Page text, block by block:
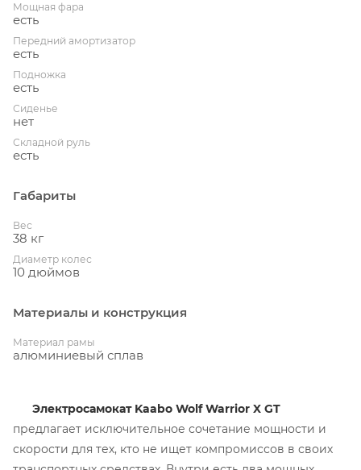
Мощная фара
есть
Передний амортизатор
есть
Подножка
есть
Сиденье
нет
Складной руль
есть
Габариты
Вес
38 кг
Диаметр колес
10 дюймов
Материалы и конструкция
Материал рамы
алюминиевый сплав
Электросамокат Kaabo Wolf Warrior X GT
предлагает исключительное сочетание мощности и
скорости для тех, кто не ищет компромиссов в своих